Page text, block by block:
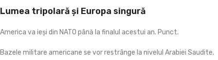
Lumea tripolară și Europa singură
America va ieși din NATO până la finalul acestui an. Punct.
Bazele militare americane se vor restrânge la nivelul Arabiei Saudite.